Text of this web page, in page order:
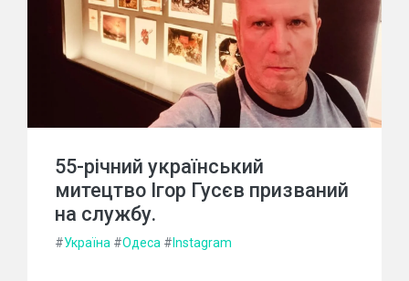
55-річний український
митецтво Ігор Гусєв призваний
на службу.
#Україна #Одеса # Instagram